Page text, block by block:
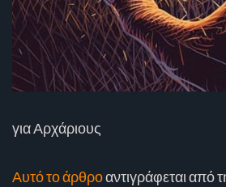
για Αρχάριους
Αυτό το άρθροαντιγράφεται από